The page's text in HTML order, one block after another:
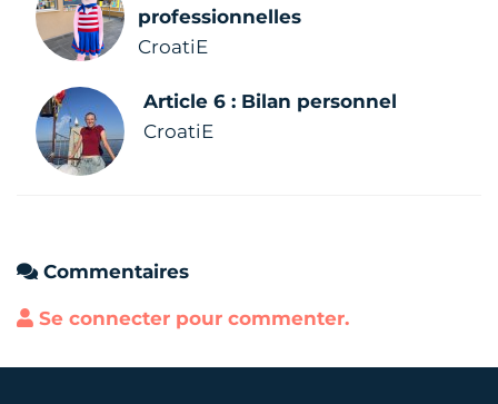
professionnelles
CroatiE
Article 6 : Bilan personnel
CroatiE
Commentaires
Se connecter pour commenter.